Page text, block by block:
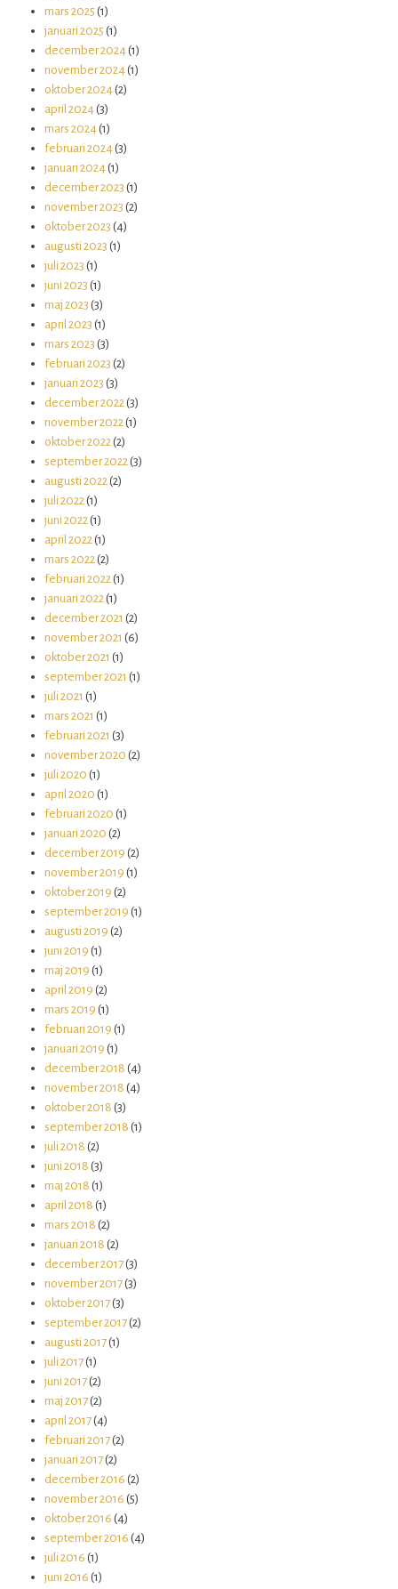
mars 2025 (1)
januari 2025 (1)
december 2024 (1)
november 2024 (1)
oktober 2024 (2)
april 2024 (3)
mars 2024 (1)
februari 2024 (3)
januari 2024 (1)
december 2023 (1)
november 2023 (2)
oktober 2023 (4)
augusti 2023 (1)
juli 2023 (1)
juni 2023 (1)
maj 2023 (3)
april 2023 (1)
mars 2023 (3)
februari 2023 (2)
januari 2023 (3)
december 2022 (3)
november 2022 (1)
oktober 2022 (2)
september 2022 (3)
augusti 2022 (2)
juli 2022 (1)
juni 2022 (1)
april 2022 (1)
mars 2022 (2)
februari 2022 (1)
januari 2022 (1)
december 2021 (2)
november 2021 (6)
oktober 2021 (1)
september 2021 (1)
juli 2021 (1)
mars 2021 (1)
februari 2021 (3)
november 2020 (2)
juli 2020 (1)
april 2020 (1)
februari 2020 (1)
januari 2020 (2)
december 2019 (2)
november 2019 (1)
oktober 2019 (2)
september 2019 (1)
augusti 2019 (2)
juni 2019 (1)
maj 2019 (1)
april 2019 (2)
mars 2019 (1)
februari 2019 (1)
januari 2019 (1)
december 2018 (4)
november 2018 (4)
oktober 2018 (3)
september 2018 (1)
juli 2018 (2)
juni 2018 (3)
maj 2018 (1)
april 2018 (1)
mars 2018 (2)
januari 2018 (2)
december 2017 (3)
november 2017 (3)
oktober 2017 (3)
september 2017 (2)
augusti 2017 (1)
juli 2017 (1)
juni 2017 (2)
maj 2017 (2)
april 2017 (4)
februari 2017 (2)
januari 2017 (2)
december 2016 (2)
november 2016 (5)
oktober 2016 (4)
september 2016 (4)
juli 2016 (1)
juni 2016 (1)